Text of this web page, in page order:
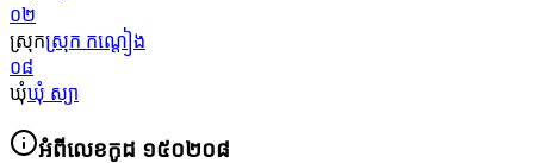
០២
ស្រុកស្រុក កណ្ដៀង
០៨
ឃុំឃុំ ស្យា
អំពីលេខកូដ ១៥០២០៨